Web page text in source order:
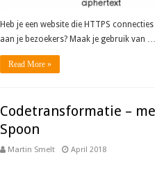
Heb je een website die HTTPS
aan je bezoekers? Maak je gebruik van …
Read More »
Codetransformatie –
Spoon
Martin Smelt April 2018